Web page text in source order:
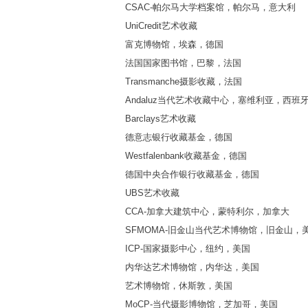
CSAC-帕尔马大学档案馆，帕尔马，意大利
UniCredit艺术收藏
富克博物馆，埃森，德国
法国国家图书馆，巴黎，法国
Transmanche摄影收藏，法国
Andaluz当代艺术收藏中心，塞维利亚，西班
Barclays艺术收藏
德意志银行收藏基金，德国
Westfalenbank收藏基金，德国
德国中央合作银行收藏基金，德国
UBS艺术收藏
CCA-加拿大建筑中心，蒙特利尔，加拿大
SFMOMA-旧金山当代艺术博物馆，旧金山，
ICP-国家摄影中心，纽约，美国
内华达艺术博物馆，内华达，美国
艺术博物馆，休斯敦，美国
MoCP-当代摄影博物馆，芝加哥，美国